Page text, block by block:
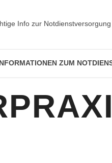
Info zur Notdienstversorgung
ZUM